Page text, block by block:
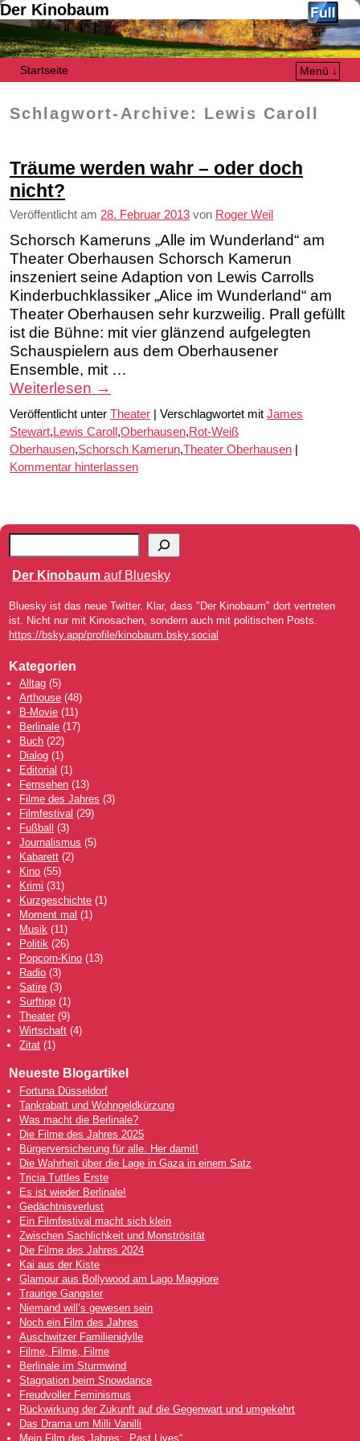
Der Kinobaum
Startseite
Menü ↓
Schlagwort-Archive: Lewis Caroll
Träume werden wahr – oder doch
nicht?
Veröffentlicht am 28. Februar 2013 von Roger Weil
Schorsch Kameruns „Alle im Wunderland“ am
Theater Oberhausen Schorsch Kamerun
inszeniert seine Adaption von Lewis Carrolls
Kinderbuchklassiker „Alice im Wunderland“ am
Theater Oberhausen sehr kurzweilig. Prall gefüllt
ist die Bühne: mit vier glänzend aufgelegten
Schauspielern aus dem Oberhausener
Ensemble, mit …
Weiterlesen →
Veröffentlicht unter Theater Verschlagwortet mit James
Stewart, Lewis Caroll ,Oberhausen,Rot-Weiß
Oberhausen,Schorsch Kamerun,Theater Oberhausen
Kommentar hinterlassen
Der Kinobaum auf Bluesky
Bluesky ist das neue Twitter. Klar, dass "Der Kinobaum" dort vertreten
ist. Nicht nur mit Kinosachen, sondern auch mit politischen Posts.
https://bsky.app/profile/kinobaum.bsky.social
Kategorien
Alltag (5)
Arthouse (48)
B-Movie (11)
Berlinale (17)
Buch (22)
Dialog (1)
Editorial (1)
Fernsehen (13)
Filme des Jahres (3)
Filmfestival (29)
Fußball (3)
Journalismus (5)
Kabarett (2)
Kino (55)
Krimi (31)
Kurzgeschichte (1)
Moment mal (1)
Musik (11)
Politik (26)
Popcorn-Kino (13)
Radio (3)
Satire (3)
Surftipp (1)
Theater (9)
Wirtschaft (4)
Zitat (1)
Neueste Blogartikel
Fortuna Düsseldorf
Tankrabatt und Wohngeldkürzung
Was macht die Berlinale?
Die Filme des Jahres 2025
Bürgerversicherung für alle. Her damit!
Die Wahrheit über die Lage in Gaza in einem Satz
Tricia Tuttles Erste
Es ist wieder Berlinale!
Gedächtnisverlust
Ein Filmfestival macht sich klein
Zwischen Sachlichkeit und Monströsität
Die Filme des Jahres 2024
Kai aus der Kiste
Glamour aus Bollywood am Lago Maggiore
Traurige Gangster
Niemand will’s gewesen sein
Noch ein Film des Jahres
Auschwitzer Familienidylle
Filme, Filme, Filme
Berlinale im Sturmwind
Stagnation beim Snowdance
Freudvoller Feminismus
Rückwirkung der Zukunft auf die Gegenwart und umgekehrt
Das Drama um Milli Vanilli
Mein Film des Jahres: „Past Lives“